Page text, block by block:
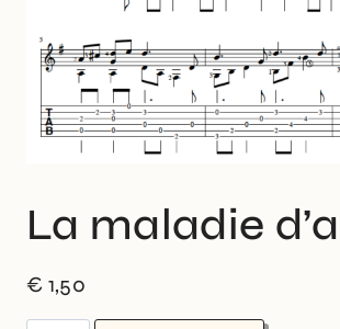
La maladie
€ 1,50